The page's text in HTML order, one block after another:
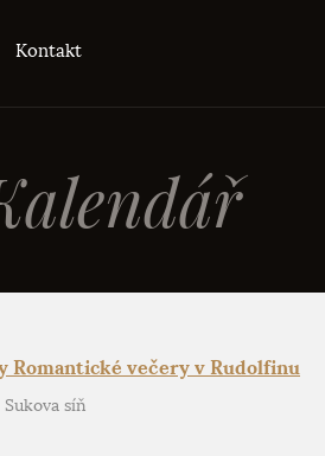
Kontakt
Romantické večery v Rudolfinu
síň